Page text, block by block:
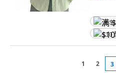
满
$10
1 2 3